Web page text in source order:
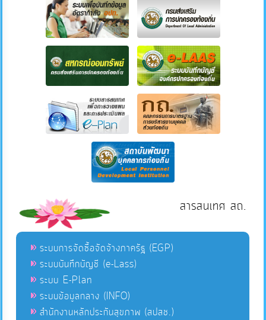
สารสนเทศ สถ.
ระบบการจัดซื้อจัดจ้างภาครัฐ (EGP)
ระบบบันทึกบัญชี (e-Lass)
ระบบ E-Plan
ระบบข้อมูลกลาง (INFO)
สำนักงานหลักประกันสุขภาพ (สปสช.)